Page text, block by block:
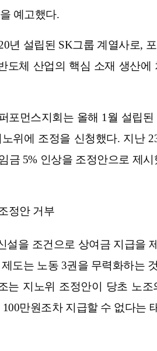
예고했다.
년 설립된 SK그룹 계열사로,
도체 산업의 핵심 소재 생산에
포먼스지회는 올해 1월 설립
위에 조정을 신청했다. 지난
금 5% 인상을 조정안으로 제
정안 거부
설을 조건으로 상여금 지급을
도는 노동 3권을 무력화하는
는 지노위 조정안이 당초 노
만원조차 지급할 수 없다는